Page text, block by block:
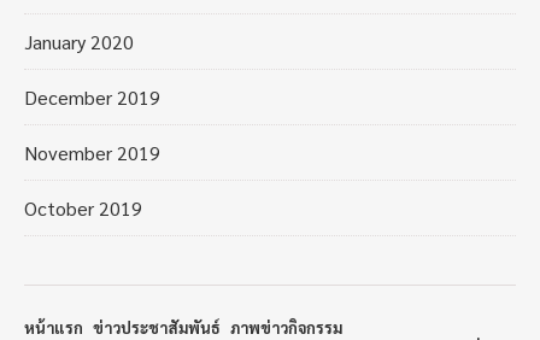
January 2020
December 2019
November 2019
October 2019
หน้าแรก ข่าวประชาสัมพันธ์ ภาพข่าวกิจกรรม